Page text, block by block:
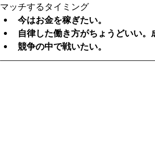
マッチするタイミング
今はお金を稼ぎたい。
自律した働き方がちょうどいい。
競争の中で戦いたい。